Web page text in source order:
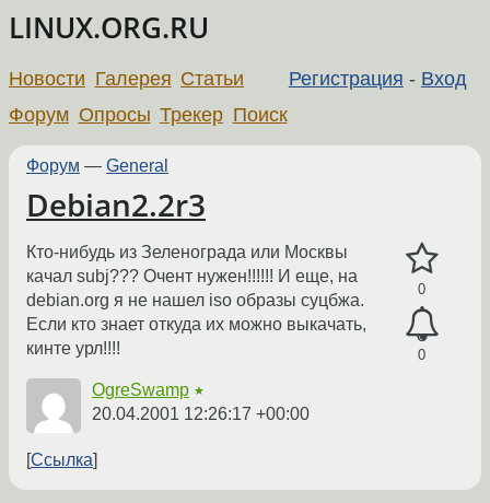
LINUX.ORG.RU
Регистрация - Вход
Новости Галерея Статьи
Форум Опросы Трекер Поиск
Форум — General
Debian2.2r3
0
0
Кто-нибудь из Зеленограда или Москвы
качал subj??? Очент нужен!!!!!! И еще, на
debian.org я не нашел iso образы суцбжа.
Если кто знает откуда их можно выкачать,
кинте урл!!!!
OgreSwamp ★
20.04.2001 12:26:17 +00:00
Ссылка